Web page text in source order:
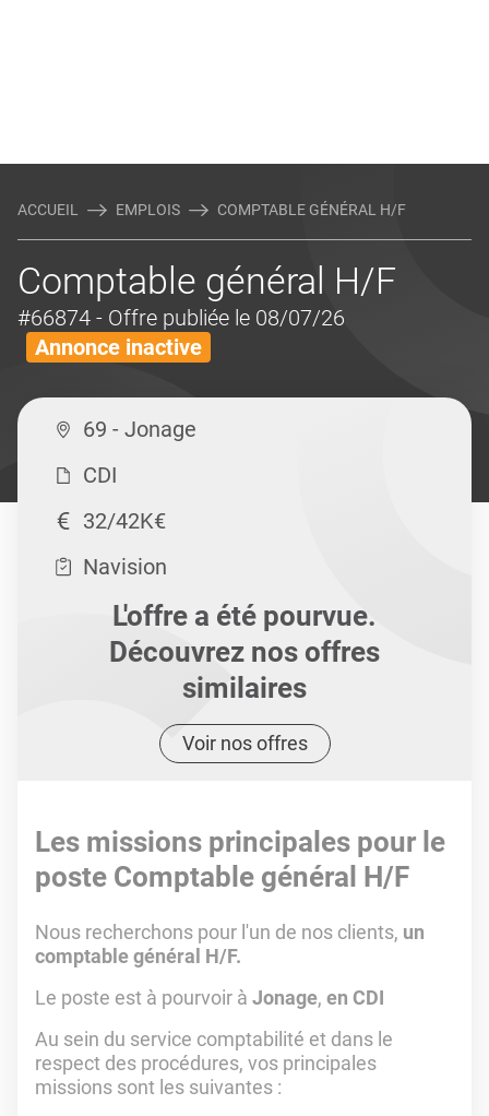
ACCUEIL EMPLOIS COMPTABLE GÉNÉRAL H/F
Comptable général H/F
#66874 - Offre publiée le 08/07/26
Annonce inactive
69 - Jonage
CDI
32/42K€
Navision
L'offre a été pourvue.
Découvrez nos offres
similaires
Voir nos offres
Les missions principales pour le
poste Comptable général H/F
Nous recherchons pour l'un de nos clients, un
comptable général H/F.
Le poste est à pourvoir à Jonage, en CDI
Au sein du service comptabilité et dans le
respect des procédures, vos principales
missions sont les suivantes :